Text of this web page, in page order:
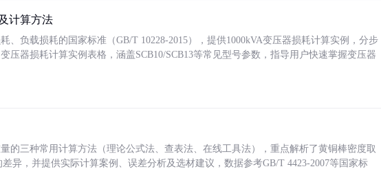
计算方法
、负载损耗的国家标准（GB/T 10228-2015），提供1000kVA变压器损耗计算实例，分步
压器损耗计算实例表格，涵盖SCB10/SCB13等常见型号参数，指导用户快速掌握变压器
的三种常用计算方法（理论公式法、查表法、在线工具法），重点解析了黄铜棒密度取
差异，并提供实际计算案例、误差分析及选材建议，数据参考GB/T 4423-2007等国家标